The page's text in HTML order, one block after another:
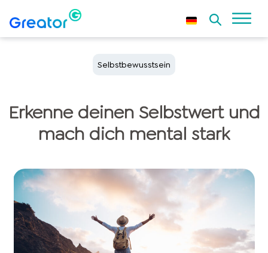
Selbstbewusstsein
Erkenne deinen Selbstwert und
mach dich mental stark